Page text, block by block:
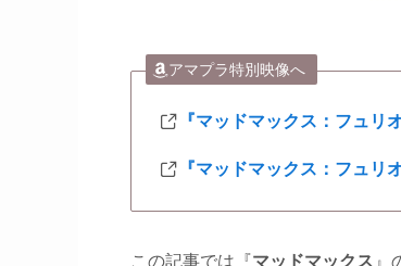
アマプラ特別映像へ
『マッドマックス：フュリ
『マッドマックス：フュ
この記事では『マッドマックス 』